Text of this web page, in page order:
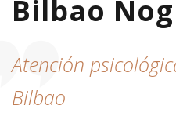
Bilbao
Atención
Bilbao